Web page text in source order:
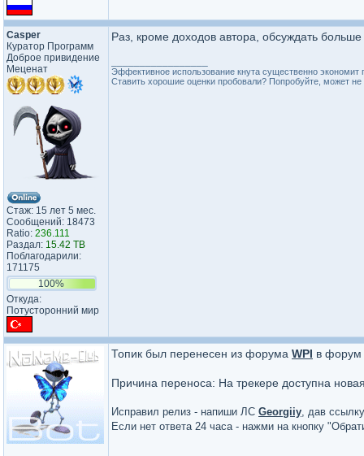
Casper
Куратор Программ
Доброе привидение
Меценат
Стаж: 15 лет 5 мес.
Сообщений: 18473
Ratio: 236.111
Раздал: 15.42 TB
Поблагодарили:
171175
100%
Откуда:
Потусторонний мир
Раз, кроме доходов автора, обсуждать
Эффективное использование кнута существенно экономит
Ставить хорошие оценки пробовали? Попробуйте, может
Топик был перенесен из форума WPI в форум
Причина переноса: На трекере доступна
Исправил релиз - напиши ЛС Georgiiy, дав
Если нет ответа 24 часа - нажми на кнопку